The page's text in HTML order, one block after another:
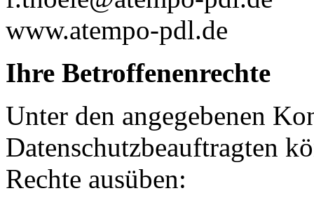
www.atempo-pdl.de
Ihre Betroffenenrechte
Unter den angegebenen
Datenschutzbeauftragten
Rechte ausüben: